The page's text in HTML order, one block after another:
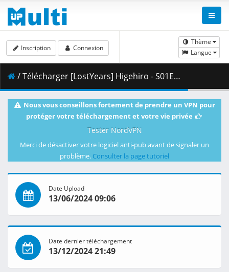
Thème
Langue
Inscription Connexion
/ Télécharger [LostYears] Higehiro - S01E12v2 (BD 1080p x265 10-bit FLAC AAC) [A94641F1].mkv.002 ( 381.42 MB )
Nous vous conseillons fortement de prendre un VPN pour
protéger votre téléchargement et votre vie privée
Tester NordVPN
Merci de désactiver votre logiciel anti-pub avant de signaler un
problème. Consulter la page tutoriel
Date Upload
13/06/2024 09:06
Date dernier téléchargement
13/12/2024 21:49